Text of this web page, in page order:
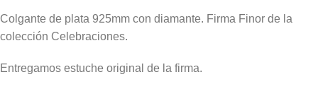
Colgante de plata 925mm con diamante. Firma Finor de la
colección Celebraciones.
Entregamos estuche original de la firma.